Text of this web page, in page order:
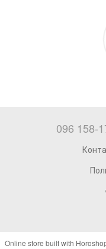
096 158-
Online store built with